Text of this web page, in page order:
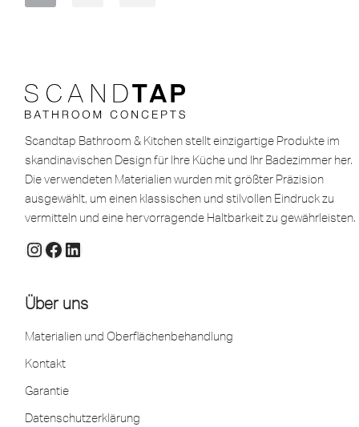
Scandtap Bathroom & Kitchen stellt einzigartige Produkte im
skandinavischen Design für Ihre Küche und Ihr Badezimmer her.
Die verwendeten Materialien wurden mit größter Präzision
ausgewählt, um einen klassischen und stilvollen Eindruck zu
vermitteln und eine hervorragende Haltbarkeit zu gewährleisten.
Über uns
Materialien und Oberflächenbehandlung
Kontakt
Garantie
Datenschutzerklärung